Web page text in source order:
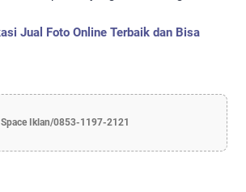
Jual Foto Online Terbaik dan Bisa
Space Iklan/0853-1197-2121